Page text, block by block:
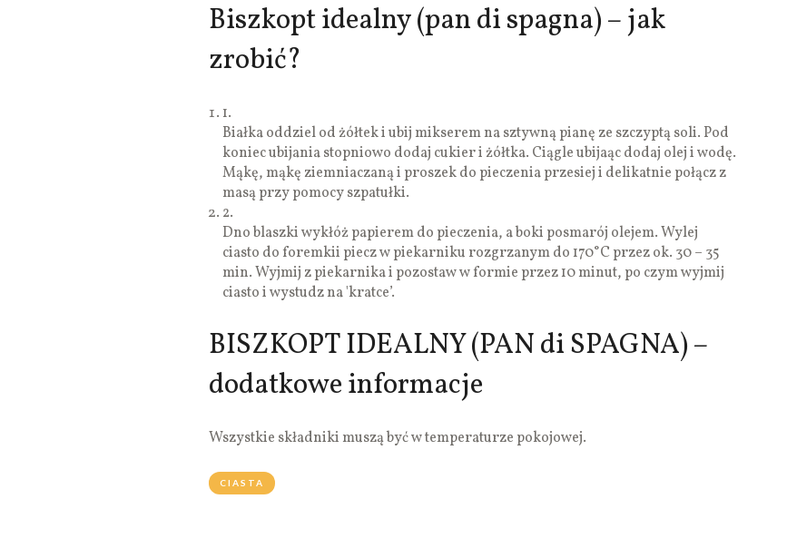
Biszkopt idealny (pan di spagna) – jak
zrobić?
1.
Białka oddziel od żółtek i ubij mikserem na sztywną pianę ze szczyptą soli. Pod
koniec ubijania stopniowo dodaj cukier i żółtka. Ciągle ubijaąc dodaj olej i wodę.
Mąkę, mąkę ziemniaczaną i proszek do pieczenia przesiej i delikatnie połącz z
masą przy pomocy szpatułki.
2.
Dno blaszki wykłóż papierem do pieczenia, a boki posmarój olejem. Wylej
ciasto do foremkii piecz w piekarniku rozgrzanym do 170°C przez ok. 30 – 35
min. Wyjmij z piekarnika i pozostaw w formie przez 10 minut, po czym wyjmij
ciasto i wystudz na 'kratce’.
BISZKOPT IDEALNY (PAN di SPAGNA) –
dodatkowe informacje
Wszystkie składniki muszą być w temperaturze pokojowej.
CIASTA